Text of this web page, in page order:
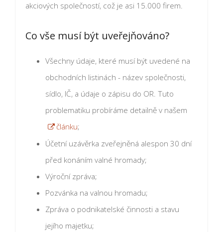
akciových společností, což je asi 15.000 firem.
Co vše musí být uveřejňováno?
Všechny údaje, které musí být uvedené na
obchodních listinách - název společnosti,
sídlo, IČ, a údaje o zápisu do OR. Tuto
problematiku probíráme detailně v našem
článku;
Účetní uzávěrka zveřejněná alespon 30 dní
před konáním valné hromady;
Výroční zpráva;
Pozvánka na valnou hromadu;
Zpráva o podnikatelské činnosti a stavu
jejího majetku;